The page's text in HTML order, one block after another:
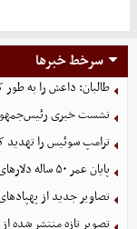
سرخط خبرها
طالبان: داعش را به طور
نشست خبری رئیس‌جمهور
ترامپ سوئیس را تهدید
پایان عمر ۵۰ ساله دلارهای نفتی به دست ایران
تصاویر جدید از
تصویر تازه منتشر شده از صندلی اف۱۵